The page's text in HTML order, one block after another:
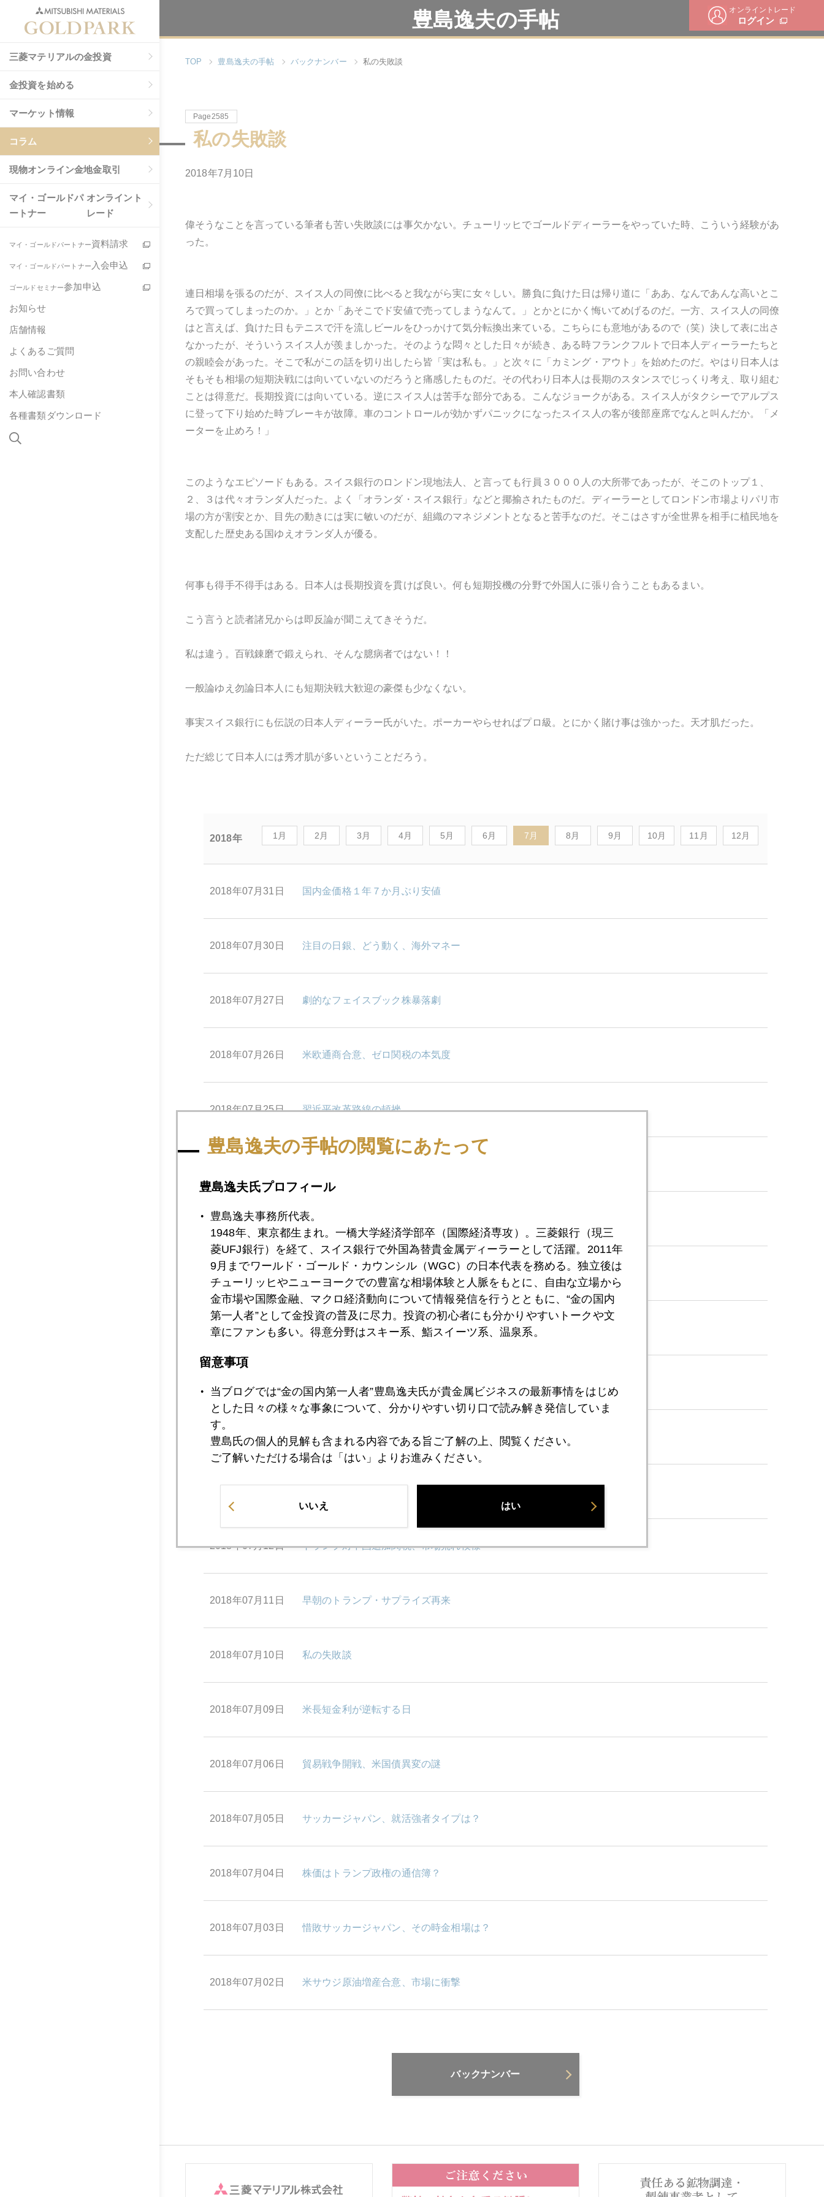
オンライントレード
ログイン
三菱マテリアルの金投資
金投資を始める
マーケット情報
コラム
現物オンライン金地金取引
マイ・ゴールドパ
ートナー
オンライント
レード
マイ・ゴールドパートナー資料請求
マイ・ゴールドパートナー 入会申込
ゴールドセミナー参加申込
お知らせ
店舗情報
よくあるご質問
お問い合わせ
本人確認書類
各種書類ダウンロード
豊島逸夫の手帖
TOP 豊島逸夫の手帖 バックナンバー 私の失敗談
Page2585
私の失敗談
2018年7月10日
偉そうなことを言っている筆者も苦い失敗談には事欠かない。チューリッヒでゴールドディーラーをやっていた時、こういう経験があ
った。
連日相場を張るのだが、スイス人の同僚に比べると我ながら実に女々しい。勝負に負けた日は帰り道に「ああ、なんであんな高いとこ
ろで買ってしまったのか。」とか「あそこでド安値で売ってしまうなんて。」とかとにかく悔いてめげるのだ。一方、スイス人の同僚
はと言えば、負けた日もテニスで汗を流しビールをひっかけて気分転換出来ている。こちらにも意地があるので（笑）決して表に出さ
なかったが、そういうスイス人が羨ましかった。そのような悶々とした日々が続き、ある時フランクフルトで日本人ディーラーたちと
の親睦会があった。そこで私がこの話を切り出したら皆「実は私も。」と次々に「カミング・アウト」を始めたのだ。やはり日本人は
そもそも相場の短期決戦には向いていないのだろうと痛感したものだ。その代わり日本人は長期のスタンスでじっくり考え、取り組む
ことは得意だ。長期投資には向いている。逆にスイス人は苦手な部分である。こんなジョークがある。スイス人がタクシーでアルプス
に登って下り始めた時ブレーキが故障。車のコントロールが効かずパニックになったスイス人の客が後部座席でなんと叫んだか。「メ
ーターを止めろ！」
このようなエピソードもある。スイス銀行のロンドン現地法人、と言っても行員３０００人の大所帯であったが、そこのトップ１、
２、３は代々オランダ人だった。よく「オランダ・スイス銀行」などと揶揄されたものだ。ディーラーとしてロンドン市場よりパリ市
場の方が割安とか、目先の動きには実に敏いのだが、組織のマネジメントとなると苦手なのだ。そこはさすが全世界を相手に植民地を
支配した歴史ある国ゆえオランダ人が優る。
何事も得手不得手はある。日本人は長期投資を貫けば良い。何も短期投機の分野で外国人に張り合うこともあるまい。
こう言うと読者諸兄からは即反論が聞こえてきそうだ。
私は違う。百戦錬磨で鍛えられ、そんな臆病者ではない！！
一般論ゆえ勿論日本人にも短期決戦大歓迎の豪傑も少なくない。
事実スイス銀行にも伝説の日本人ディーラー氏がいた。ポーカーやらせればプロ級。とにかく賭け事は強かった。天才肌だった。
ただ総じて日本人には秀才肌が多いということだろう。
2018年 1月 2月 3月 4月 5月 6月 7月 8月 9月 10月 11月 12月
2018年07月31日 国内金価格１年７か月ぶり安値
2018年07月30日 注目の日銀、どう動く、海外マネー
2018年07月27日 劇的なフェイスブック株暴落劇
2018年07月26日 米欧通商合意、ゼロ関税の本気度
2018年07月25日 習近平改革路線の頓挫
2018年07月23日 ＮＹ金を救ったトランプ氏
2018年07月20日 「トランプ・チャイルド」扱いされたパウエル議長
2018年07月19日 これがパウエル流、新ＦＲＢ議長の正体
2018年07月17日 トランプ大統領、対ロ劣勢、対中優勢
2018年07月12日 トランプ対中国追加関税、市場荒れ模様
2018年07月11日 早朝のトランプ・サプライズ再来
2018年07月10日 私の失敗談
2018年07月09日 米長短金利が逆転する日
2018年07月06日 貿易戦争開戦、米国債異変の謎
2018年07月05日 サッカージャパン、就活強者タイプは？
2018年07月04日 株価はトランプ政権の通信簿？
2018年07月03日 惜敗サッカージャパン、その時金相場は？
2018年07月02日 米サウジ原油増産合意、市場に衝撃
バックナンバー
豊島逸夫の手帖の閲覧にあたって
豊島逸夫氏プロフィール
豊島逸夫事務所代表。
1948年、東京都生まれ。一橋大学経済学部卒（国際経済専攻）。三菱銀行（現三
菱UFJ銀行）を経て、スイス銀行で外国為替貴金属ディーラーとして活躍。2011年
9月までワールド・ゴールド・カウンシル（WGC）の日本代表を務める。独立後は
チューリッヒやニューヨークでの豊富な相場体験と人脈をもとに、自由な立場から
金市場や国際金融、マクロ経済動向について情報発信を行うとともに、“金の国内
第一人者”として金投資の普及に尽力。投資の初心者にも分かりやすいトークや文
章にファンも多い。得意分野はスキー系、鮨スイーツ系、温泉系。
留意事項
当ブログでは“金の国内第一人者”豊島逸夫氏が貴金属ビジネスの最新事情をはじめ
とした日々の様々な事象について、分かりやすい切り口で読み解き発信していま
す。
豊島氏の個人的見解も含まれる内容である旨ご了解の上、閲覧ください。
ご了解いただける場合は「はい」よりお進みください。
いいえ はい